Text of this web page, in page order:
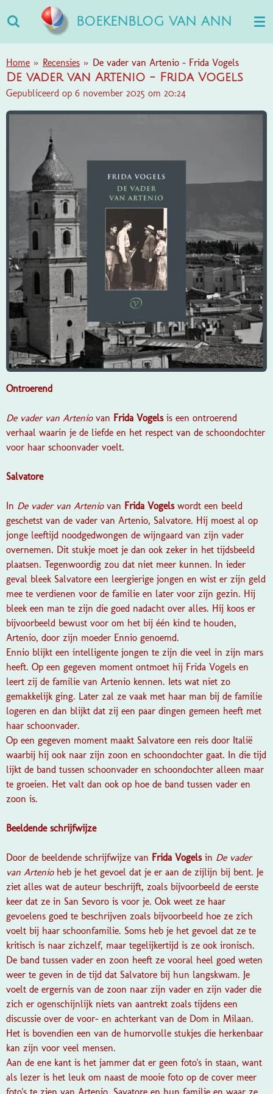
direct
naar
de
hoofdinhoud
BOEKENBLOG VAN ANN
Home » Recensies » De vader van Artenio - Frida Vogels
De vader van Artenio - Frida Vogels
Gepubliceerd op 6 november 2025 om 20:24
Ontroerend
De vader van Artenio van Frida Vogelsis een ontroerend
verhaal waarin je de liefde en het respect van de schoondochter
voor haar schoonvader voelt.
Salvatore
In De vader van Arteniovan Frida Vogelswordt een beeld
geschetst van de vader van Artenio, Salvatore. Hij moest al op
jonge leeftijd noodgedwongen de wijngaard van zijn vader
overnemen. Dit stukje moet je dan ook zeker in het tijdsbeeld
plaatsen. Tegenwoordig zou dat niet meer kunnen. In ieder
geval bleek Salvatore een leergierige jongen en wist er zijn geld
mee te verdienen voor de familie en later voor zijn gezin. Hij
bleek een man te zijn die goed nadacht over alles. Hij koos er
bijvoorbeeld bewust voor om het bij één kind te houden,
Artenio, door zijn moeder Ennio genoemd.
Ennio blijkt een intelligente jongen te zijn die veel in zijn mars
heeft. Op een gegeven moment ontmoet hij Frida Vogels en
leert zij de familie van Artenio kennen. Iets wat niet zo
gemakkelijk ging. Later zal ze vaak met haar man bij de familie
logeren en dan blijkt dat zij een paar dingen gemeen heeft met
haar schoonvader.
Op een gegeven moment maakt Salvatore een reis door Italië
waarbij hij ook naar zijn zoon en schoondochter gaat. In die tijd
lijkt de band tussen schoonvader en schoondochter alleen maar
te groeien. Het valt dan ook op hoe de band tussen vader en
zoon is.
Beeldende schrijfwijze
Door de beeldende schrijfwijze van Frida Vogelsin De vader
van Artenioheb je het gevoel dat je er aan de zijlijn bij bent. Je
ziet alles wat de auteur beschrijft, zoals bijvoorbeeld de eerste
keer dat ze in San Sevoro is voor je. Ook weet ze haar
gevoelens goed te beschrijven zoals bijvoorbeeld hoe ze zich
voelt bij haar schoonfamilie. Soms heb je het gevoel dat ze te
kritisch is naar zichzelf, maar tegelijkertijd is ze ook ironisch.
De band tussen vader en zoon heeft ze vooral heel goed weten
weer te geven in de tijd dat Salvatore bij hun langskwam. Je
voelt de ergernis van de zoon naar zijn vader en zijn vader die
zich er ogenschijnlijk niets van aantrekt zoals tijdens een
discussie over de voor- en achterkant van de Dom in Milaan.
Het is bovendien een van de humorvolle stukjes die herkenbaar
kan zijn voor veel mensen.
Aan de ene kant is het jammer dat er geen foto's in staan, want
als lezer is het leuk om naast de mooie foto op de cover meer